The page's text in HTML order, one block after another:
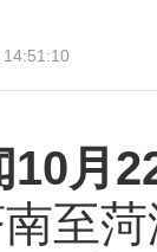
10月
至